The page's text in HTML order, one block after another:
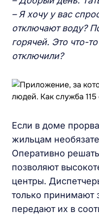
– Я хочу у вас
отключают воду?
горячей. Это что-
отключили?
Если в доме
жильцам
Оперативно
позволяют
центры.
только принимают
передают их в